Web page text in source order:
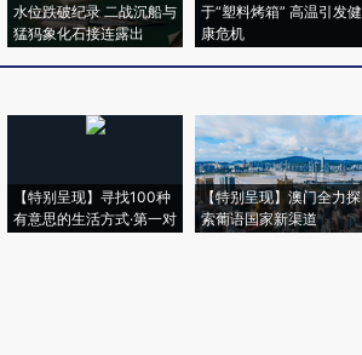
水位跌破纪录 二战沉船与
猛犸象化石接连露出
于“塑料烤箱” 高温引发健
康危机
【特别呈现】寻找100种
有意思的生活方式·第一对
【特别呈现】澳门全力探
索葡语国家新渠道